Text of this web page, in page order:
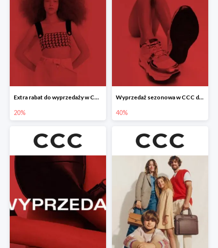
Extra rabat do wyprzedaży w CCC -20%
20%
Wyprzedaż sezonowa w CCC do -40%
40%